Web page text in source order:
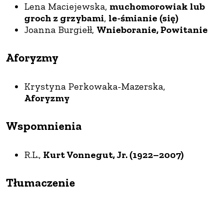
Lena Maciejewska, muchomorowiak lub
groch z grzybami, le-śmianie (się)
Joanna Burgiełł, Wnieboranie, Powitanie
Aforyzmy
Krystyna Perkowaka-Mazerska,
Aforyzmy
Wspomnienia
R.L., Kurt Vonnegut, Jr. (1922–2007)
Tłumaczenie